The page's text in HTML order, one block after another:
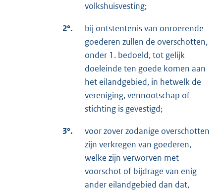
volkshuisvesting;
2°.
bij ontstentenis van onroerende
goederen zullen de overschotten,
onder 1. bedoeld, tot gelijk
doeleinde ten goede komen aan
het eilandgebied, in hetwelk de
vereniging, vennootschap of
stichting is gevestigd;
3°.
voor zover zodanige overschotten
zijn verkregen van goederen,
welke zijn verworven met
voorschot of bijdrage van enig
ander eilandgebied dan dat,